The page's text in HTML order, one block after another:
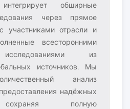
обширные
через прямое
участниками отрасли и
всесторонними
из
источников. Мы
анализ
надёжных
полную